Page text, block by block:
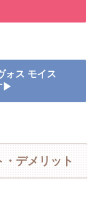
ォス モイス
▶
デメリット